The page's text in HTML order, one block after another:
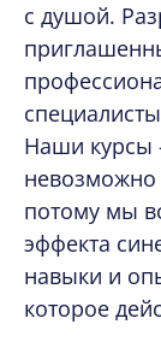
с душой.
Наши курсы
невозможно
потому мы
эффекта
навыки и
которое